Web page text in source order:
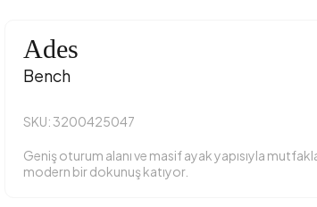
Ades
Bench
SKU: 3200425047
Geniş oturum alanı ve masif ayak yapısıyla
modern bir dokunuş katıyor.